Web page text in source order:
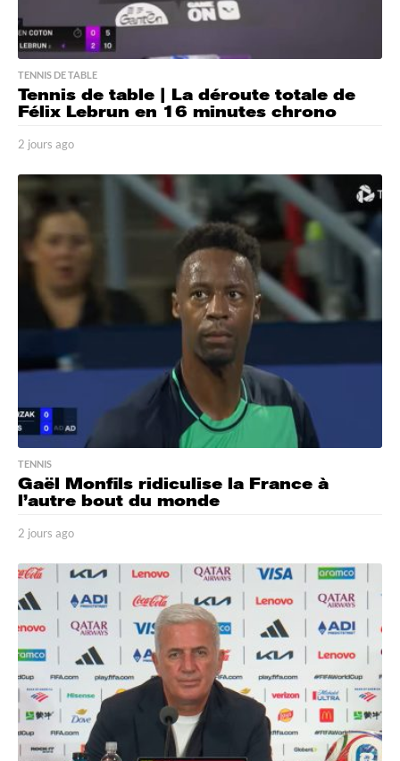
TENNIS DE TABLE
Tennis de table | La déroute totale de
Félix Lebrun en 16 minutes chrono
2 jours ago
o
u
r
a
TENNIS
Gaël Monfils ridiculise la France à
l’autre bout du monde
2 jours ago
o
r
s
a
o